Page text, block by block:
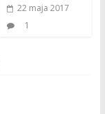
22 maja 2017
1